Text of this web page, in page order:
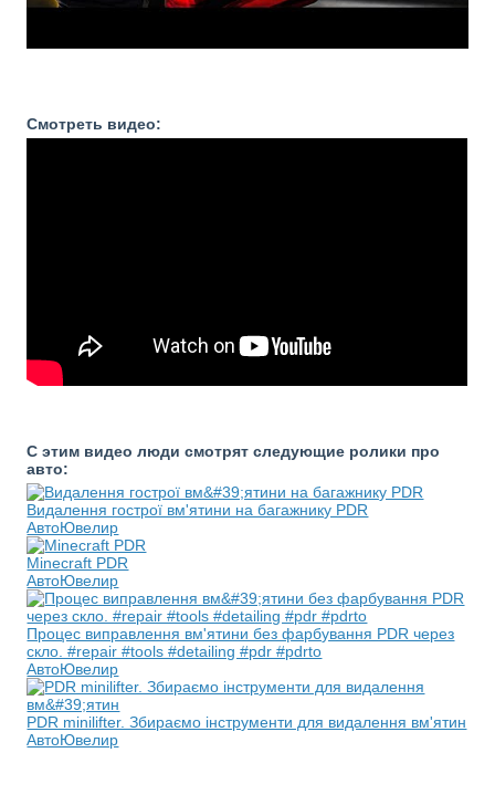
Смотреть видео:
С этим видео люди смотрят следующие ролики про
авто:
Видалення гострої вм'ятини на багажнику PDR
АвтоЮвелир
Minecraft PDR
АвтоЮвелир
Процес виправлення вм'ятини без фарбування PDR через
скло. #repair #tools #detailing #pdr #pdrto
АвтоЮвелир
PDR minilifter. Збираємо інструменти для видалення вм'ятин
АвтоЮвелир